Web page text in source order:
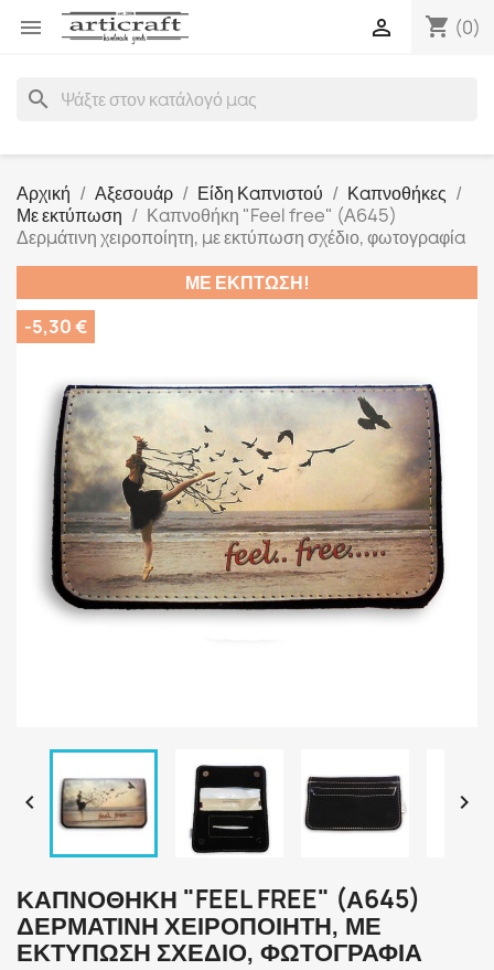
 shopping_cart (0)

search
Αρχική Αξεσουάρ Είδη Καπνιστού
Καπνοθήκες
Με εκτύπωση
Καπνοθήκη "Feel free" (Α645)
Δερμάτινη χειροποίητη, με εκτύπωση σχέδιο, φωτογραφία
ΜΕ ΈΚΠΤΩΣΗ!
-5,30 €
 
ΚΑΠΝΟΘΉΚΗ "FEEL FREE" (Α645)
ΔΕΡΜΆΤΙΝΗ ΧΕΙΡΟΠΟΊΗΤΗ, ΜΕ
ΕΚΤΎΠΩΣΗ ΣΧΈΔΙΟ, ΦΩΤΟΓΡΑΦΊΑ